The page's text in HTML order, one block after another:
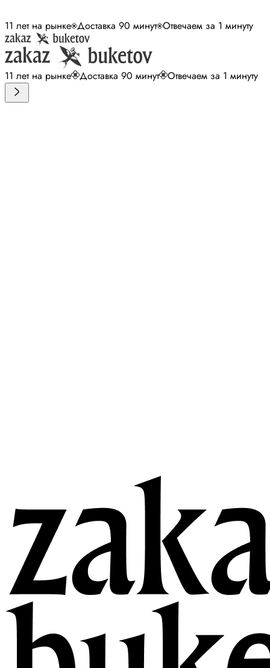
11 лет на рынке Доставка 90 минут Отвечаем за 1 минуту
11 лет на рынке Доставка 90 минут Отвечаем за 1 минуту